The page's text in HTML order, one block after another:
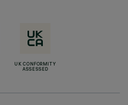
UK CONFORMITY
ASSESSED